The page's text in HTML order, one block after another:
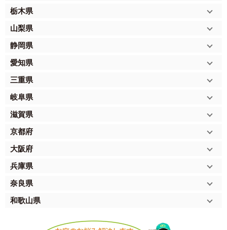
栃木県
山梨県
静岡県
愛知県
三重県
岐阜県
滋賀県
京都府
大阪府
兵庫県
奈良県
和歌山県